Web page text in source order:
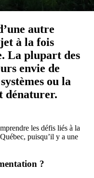
autre
à la fois
La plupart des
envie de
ou la
dénaturer.
les défis liés à la
puisqu’il y a une
?